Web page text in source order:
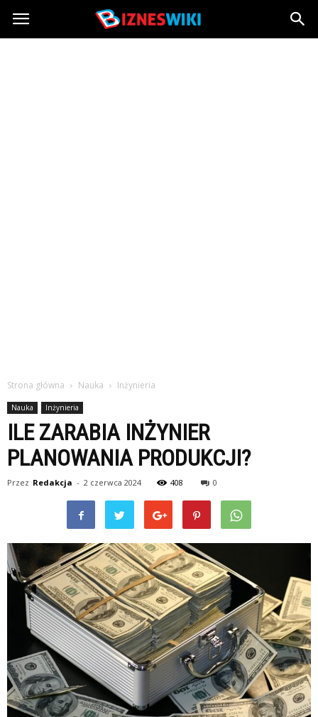
Bizneswiki.pl
Strona główna Nauka Inżynieria
Nauka Inżynieria
ILE ZARABIA INŻYNIER
PLANOWANIA PRODUKCJI?
Przez Redakcja - 2 czerwca 2024 408 0